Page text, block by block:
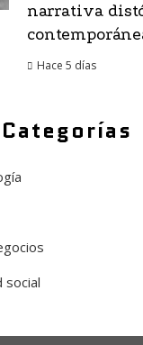
narrativa
Hace 5 días
Categorías
social